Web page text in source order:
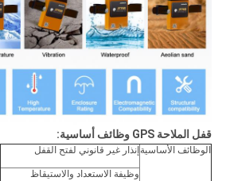
قفل الملاحة GPS وظائف أساسية:
الوظائف الأساسية إنذار غير قانوني لفتح القفل
وظيفة الاستعداد والاستيقاظ